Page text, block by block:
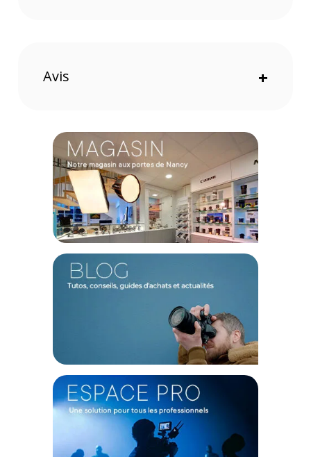
adaptabilité en fait un produit universel compatible avec la
plupart des appareils électroniques.
Caractéristiques de l'adaptateur secteur à 4 ports USB
2.0 type A de couleur blanc par Ansmann :
GENERAL
Modèle : Chargeur USB pour prise murale à 4 ports USB 2.0
type A - Blanc
Marque : Ansmann
Référence : 1001-0113
Tension de sortie : 5 V DC
Courant de sortie (max.) : 6000 mA
Courant de sortie (max.) - arrondi : 6 A
Tension d'entrée : 100 - 240 V
Type : HomeCharger HC430
Entrées : Fiche Euro mâle
Avis +